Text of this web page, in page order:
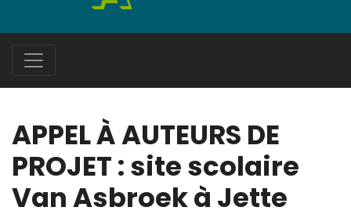
APPEL À AUTEURS DE
PROJET : site scolaire
Van Asbroek à Jette